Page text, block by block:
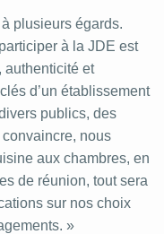
plusieurs égards.
à la JDE est
authenticité et
d’un établissement
publics, des
nous
aux chambres, en
de réunion, tout sera
sur nos choix
»